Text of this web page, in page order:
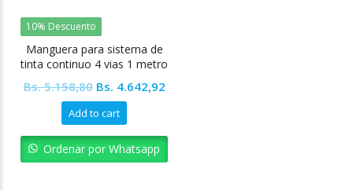
10% Descuento
Manguera para sistema de
tinta continuo 4 vias 1 metro
Bs.5.158,80 Original
price
was:
Bs. 5.158,80.
Bs. 4.642,92Current
Bs. 4.642,92.
Add to cart
Ordenar por Whatsapp